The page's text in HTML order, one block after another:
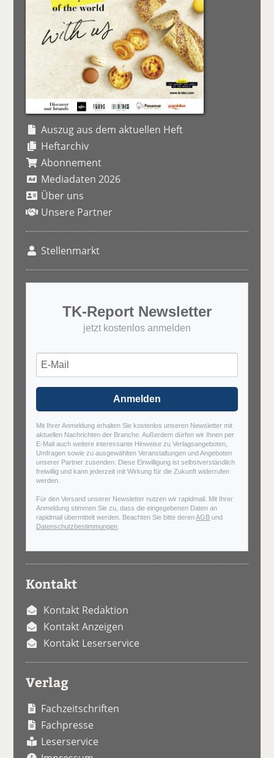
Auszug aus dem aktuellen Heft
Heftarchiv
Abonnement
Mediadaten 2026
Über uns
Unsere Partner
Stellenmarkt
TK-Report Newsletter
jetzt kostenlos anmelden
Anmelden
Mit Ihrer Anmeldung erhalten Sie kostenlos unseren Newsletter mit
aktuellen Nachrichten der Branche. Außerdem dürfen wir Ihnen per
E-Mail auch weitere interessante Hinweise zu Verlagsangeboten,
Umfragen sowie zu ausgewählten Veranstaltungen und Angeboten
unserer Partner zusenden. Diese Einwilligung ist selbstverständlich
freiwillig und kann jederzeit mit Wirkung für die Zukunft widerrufen
werden.
Für den Versand unserer Newsletter nutzen wir rapidmail. Mit Ihrer
Anmeldung stimmen Sie zu, dass die eingegebenen Daten an
rapidmail übermittelt werden. Beachten Sie bitte derenAGB und
Datenschutzbestimmungen
Kontakt
Kontakt Redaktion
Kontakt Anzeigen
Kontakt Leserservice
Verlag
Fachzeitschriften
Fachpresse
Leserservice